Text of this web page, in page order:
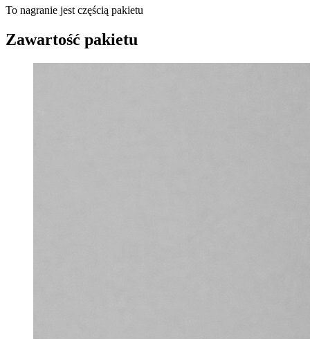
To nagranie jest częścią pakietu
Zawartość pakietu